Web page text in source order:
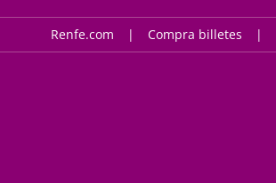
Renfe.com Compra billetes